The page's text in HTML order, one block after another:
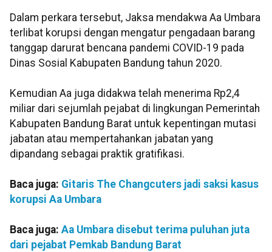
Dalam perkara tersebut, Jaksa mendakwa Aa Umbara
terlibat korupsi dengan mengatur pengadaan barang
tanggap darurat bencana pandemi COVID-19 pada
Dinas Sosial Kabupaten Bandung tahun 2020.
Kemudian Aa juga didakwa telah menerima Rp2,4
miliar dari sejumlah pejabat di lingkungan Pemerintah
Kabupaten Bandung Barat untuk kepentingan mutasi
jabatan atau mempertahankan jabatan yang
dipandang sebagai praktik gratifikasi.
Baca juga: Gitaris The Changcuters jadi saksi kasus
korupsi Aa Umbara
Baca juga: Aa Umbara disebut terima puluhan juta
dari pejabat Pemkab Bandung Barat